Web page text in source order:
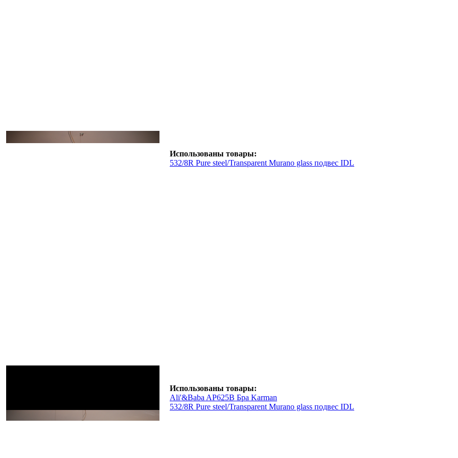
Использованы товары:
532/8R Pure steel/Transparent Murano glass подвес IDL
Использованы товары:
Ali'&Baba AP625B Бра Karman
532/8R Pure steel/Transparent Murano glass подвес IDL